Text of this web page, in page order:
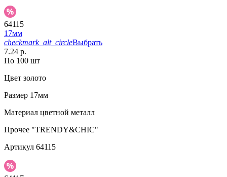
64115
17мм
checkmark_alt_circleВыбрать
7.24 р.
По 100 шт
Цвет золото
Размер 17мм
Материал цветной металл
Прочее "TRENDY&CHIC"
Артикул 64115